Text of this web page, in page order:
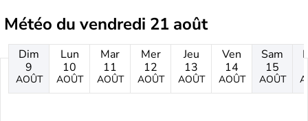
Météo du vendredi 21 août
Dim
9
AOÛT
Lun
10
AOÛT
Mar
11
AOÛT
Mer
12
AOÛT
Jeu
13
AOÛT
Ven
14
AOÛT
Sam
15
AOÛT